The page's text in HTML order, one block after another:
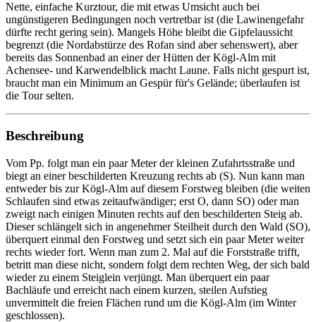
Nette, einfache Kurztour, die mit etwas Umsicht auch bei
ungünstigeren Bedingungen noch vertretbar ist (die Lawinengefahr
dürfte recht gering sein). Mangels Höhe bleibt die Gipfelaussicht
begrenzt (die Nordabstürze des Rofan sind aber sehenswert), aber
bereits das Sonnenbad an einer der Hütten der Kögl-Alm mit
Achensee- und Karwendelblick macht Laune. Falls nicht gespurt ist,
braucht man ein Minimum an Gespür für's Gelände; überlaufen ist
die Tour selten.
Beschreibung
Vom Pp. folgt man ein paar Meter der kleinen Zufahrtsstraße und
biegt an einer beschilderten Kreuzung rechts ab (S). Nun kann man
entweder bis zur Kögl-Alm auf diesem Forstweg bleiben (die weiten
Schlaufen sind etwas zeitaufwändiger; erst O, dann SO) oder man
zweigt nach einigen Minuten rechts auf den beschilderten Steig ab.
Dieser schlängelt sich in angenehmer Steilheit durch den Wald (SO),
überquert einmal den Forstweg und setzt sich ein paar Meter weiter
rechts wieder fort. Wenn man zum 2. Mal auf die Forststraße trifft,
betritt man diese nicht, sondern folgt dem rechten Weg, der sich bald
wieder zu einem Steiglein verjüngt. Man überquert ein paar
Bachläufe und erreicht nach einem kurzen, steilen Aufstieg
unvermittelt die freien Flächen rund um die Kögl-Alm (im Winter
geschlossen).